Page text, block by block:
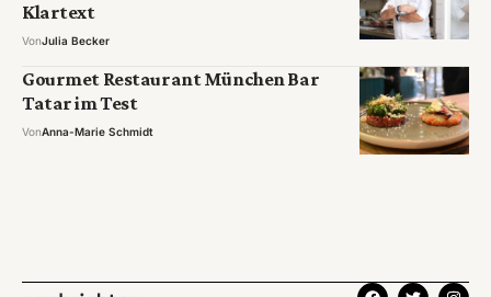
Klartext
VonJulia Becker
Gourmet Restaurant München Bar
Tatar im Test
VonAnna-Marie Schmidt